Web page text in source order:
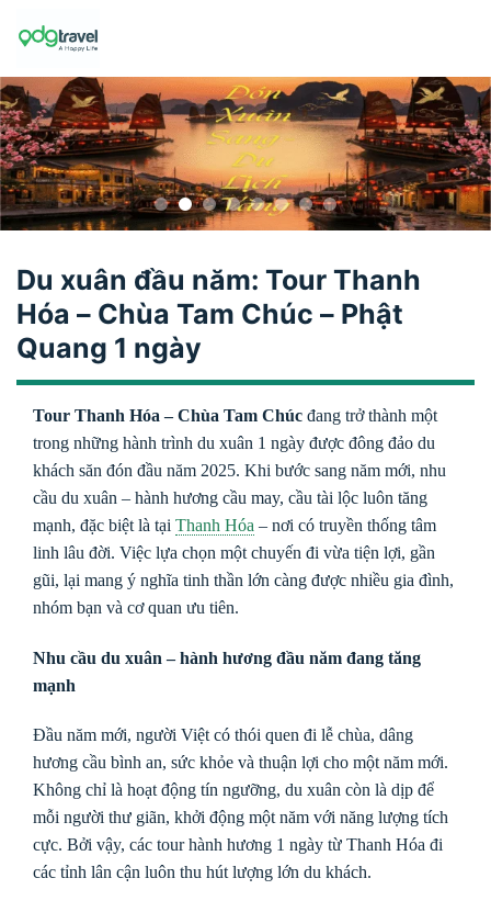
Du xuân đầu năm: Tour Thanh
Hóa – Chùa Tam Chúc – Phật
Quang 1 ngày
Tour Thanh Hóa – Chùa Tam Chúc đang trở thành một
trong những hành trình du xuân 1 ngày được đông đảo du
khách săn đón đầu năm 2025. Khi bước sang năm mới, nhu
cầu du xuân – hành hương cầu may, cầu tài lộc luôn tăng
mạnh, đặc biệt là tại Thanh Hóa – nơi có truyền thống tâm
linh lâu đời. Việc lựa chọn một chuyến đi vừa tiện lợi, gần
gũi, lại mang ý nghĩa tinh thần lớn càng được nhiều gia đình,
nhóm bạn và cơ quan ưu tiên.
Nhu cầu du xuân – hành hương đầu năm đang tăng
mạnh
Đầu năm mới, người Việt có thói quen đi lễ chùa, dâng
hương cầu bình an, sức khỏe và thuận lợi cho một năm mới.
Không chỉ là hoạt động tín ngưỡng, du xuân còn là dịp để
mỗi người thư giãn, khởi động một năm với năng lượng tích
cực. Bởi vậy, các tour hành hương 1 ngày từ Thanh Hóa đi
các tỉnh lân cận luôn thu hút lượng lớn du khách.